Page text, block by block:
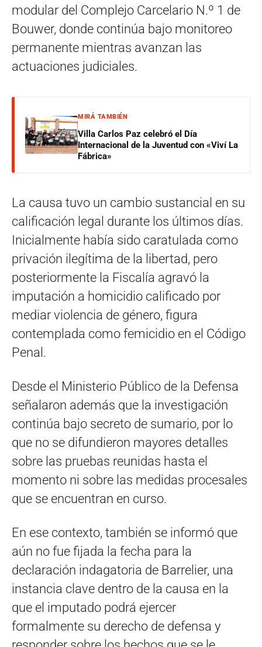
modular del Complejo Carcelario N.º 1 de
Bouwer, donde continúa bajo monitoreo
permanente mientras avanzan las
actuaciones judiciales.
MIRÁ TAMBIÉN
Villa Carlos Paz celebró el Día
Internacional de la Juventud con «Viví La
Fábrica»
La causa tuvo un cambio sustancial en su
calificación legal durante los últimos días.
Inicialmente había sido caratulada como
privación ilegítima de la libertad, pero
posteriormente la Fiscalía agravó la
imputación a homicidio calificado por
mediar violencia de género, figura
contemplada como femicidio en el Código
Penal.
Desde el Ministerio Público de la Defensa
señalaron además que la investigación
continúa bajo secreto de sumario, por lo
que no se difundieron mayores detalles
sobre las pruebas reunidas hasta el
momento ni sobre las medidas procesales
que se encuentran en curso.
En ese contexto, también se informó que
aún no fue fijada la fecha para la
declaración indagatoria de Barrelier, una
instancia clave dentro de la causa en la
que el imputado podrá ejercer
formalmente su derecho de defensa y